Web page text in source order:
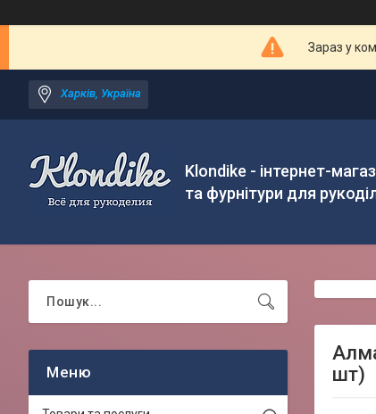
Зараз у
Харків, Україна
Klondike - інтернет-
та фурнітури для
шт)